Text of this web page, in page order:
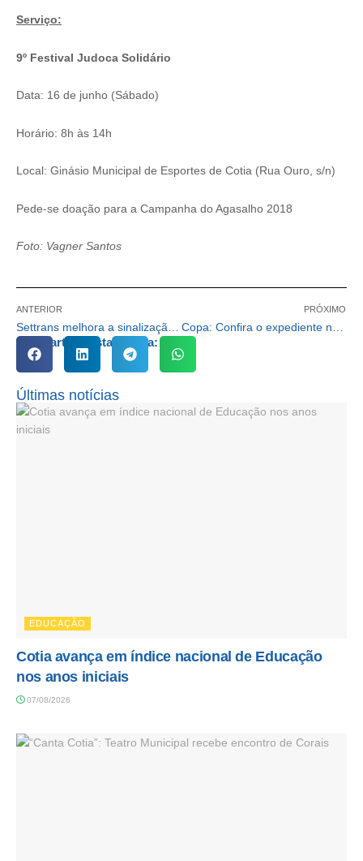
Serviço:
9º Festival Judoca Solidário
Data: 16 de junho (Sábado)
Horário: 8h às 14h
Local: Ginásio Municipal de Esportes de Cotia (Rua Ouro, s/n)
Pede-se doação para a Campanha do Agasalho 2018
Foto: Vagner Santos
ANTERIOR PRÓXIMO
Compartilhe esta notícia:
Últimas notícias
EDUCAÇÃO
Cotia avança em índice nacional de Educação
nos anos iniciais
07/08/2026